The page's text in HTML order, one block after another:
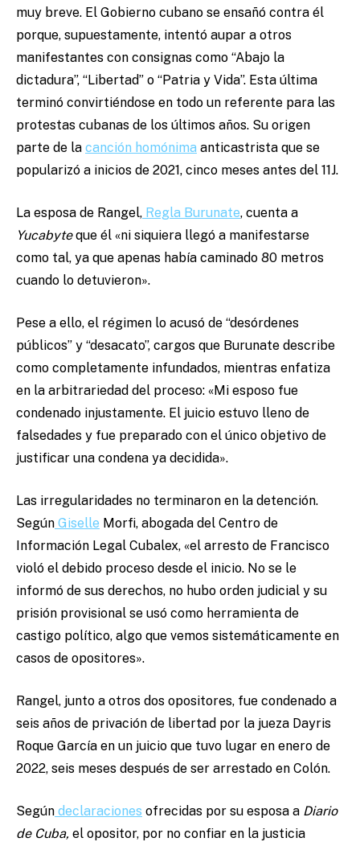
muy breve. El Gobierno cubano se ensañó contra él
porque, supuestamente, intentó aupar a otros
manifestantes con consignas como “Abajo la
dictadura”, “Libertad” o “Patria y Vida”. Esta última
terminó convirtiéndose en todo un referente para las
protestas cubanas de los últimos años. Su origen
parte de la canción homónima anticastrista que se
popularizó a inicios de 2021, cinco meses antes del 11J.
La esposa de Rangel, Regla Burunate, cuenta a
Yucabyteque él «ni siquiera llegó a manifestarse
como tal, ya que apenas había caminado 80 metros
cuando lo detuvieron».
Pese a ello, el régimen lo acusó de “desórdenes
públicos” y “desacato”, cargos que Burunate describe
como completamente infundados, mientras enfatiza
en la arbitrariedad del proceso: «Mi esposo fue
condenado injustamente. El juicio estuvo lleno de
falsedades y fue preparado con el único objetivo de
justificar una condena ya decidida».
Las irregularidades no terminaron en la detención.
Según Giselle Morfi, abogada del Centro de
Información Legal Cubalex, «el arresto de Francisco
violó el debido proceso desde el inicio. No se le
informó de sus derechos, no hubo orden judicial y su
prisión provisional se usó como herramienta de
castigo político, algo que vemos sistemáticamente en
casos de opositores».
Rangel, junto a otros dos opositores, fue condenado a
seis años de privación de libertad por la jueza Dayris
Roque García en un juicio que tuvo lugar en enero de
2022, seis meses después de ser arrestado en Colón.
Según declaraciones ofrecidas por su esposa a Diario
de Cuba, el opositor, por no confiar en la justicia